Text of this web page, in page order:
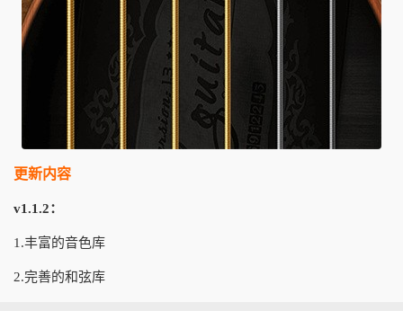
更新内容
v1.1.2：
1.丰富的音色库
2.完善的和弦库